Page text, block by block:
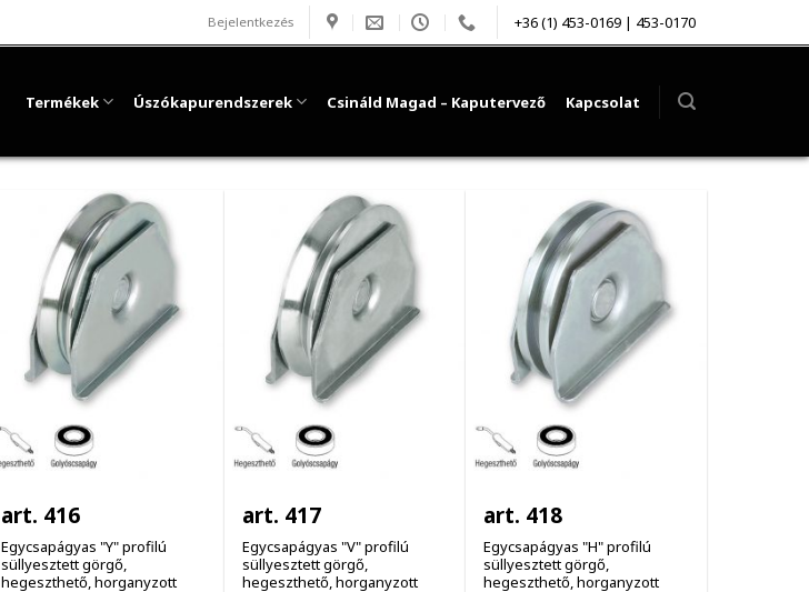
Bejelentkezés +36 (1) 453-0169 | 453-0170
Termékek Úszókapurendszerek Csináld Magad – Kaputervező Kapcsolat
art. 416
Egycsapágyas "Y" profilú
süllyesztett görgő,
hegeszthető, horganyzott
art. 417
Egycsapágyas "V" profilú
süllyesztett görgő,
hegeszthető, horganyzott
art. 418
Egycsapágyas "H" profilú
süllyesztett görgő,
hegeszthető, horganyzott